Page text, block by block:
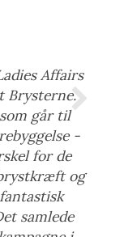
Affairs
Brysterne.
går til
-
for de
og
samlede